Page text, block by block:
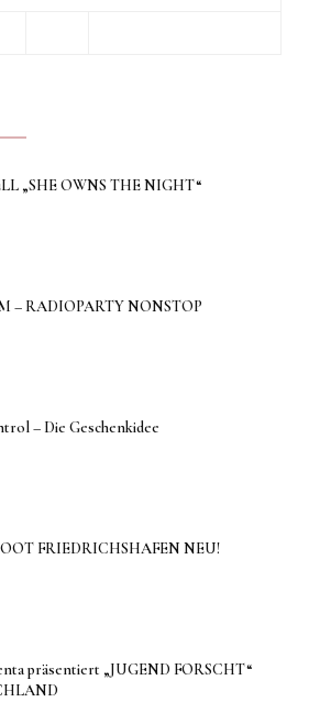
„SHE OWNS THE NIGHT“
– RADIOPARTY NONSTOP
– Die Geschenkidee
FRIEDRICHSHAFEN NEU!
präsentiert „JUGEND FORSCHT“